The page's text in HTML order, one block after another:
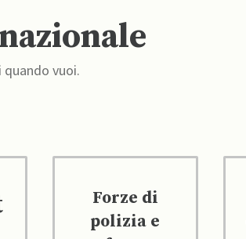
vuoi.
Forze di
polizia e